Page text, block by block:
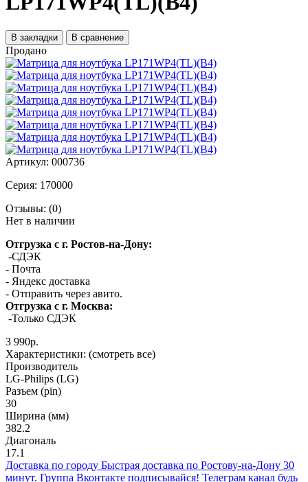
В закладки В сравнение
Продано
Артикул: 000736
Серия: 170000
Отзывы: (0)
Нет в наличии
Отгрузка с г. Ростов-на-Дону:
-СДЭК
- Почта
- Яндекс доставка
- Отправить через авито.
Отгрузка с г. Москва:
-Только СДЭК
3 990р.
Характеристики: (смотреть все)
Производитель
LG-Philips (LG)
Разъем (pin)
30
Ширина (мм)
382.2
Диагональ
17.1
Доставка по городу Быстрая доставка по Ростову-на-Дону 30
минут. Группа Вконтакте подписывайся! Телеграм канал будь